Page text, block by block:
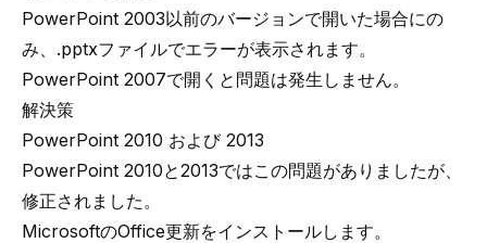
PowerPoint 2003以前のバージョンで開いた場合にの
み、.pptxファイルでエラーが表示されます。
PowerPoint 2007で開くと問題は発生しません。
解決策
PowerPoint 2010 および 2013
PowerPoint 2010と2013ではこの問題がありましたが、
修正されました。
MicrosoftのOffice更新をインストールします。